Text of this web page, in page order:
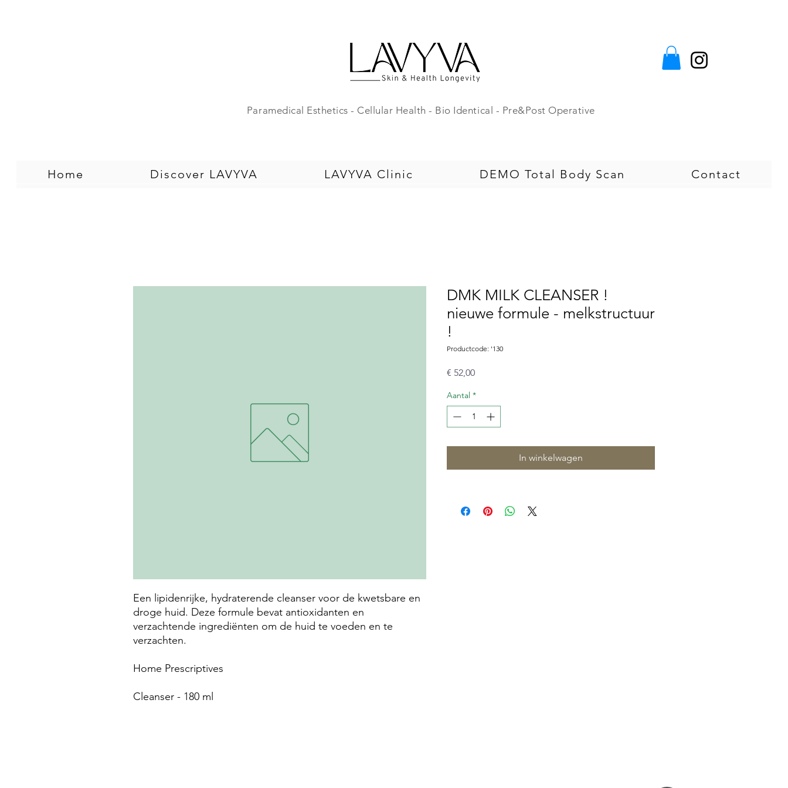
Paramedical Esthetics - Cellular Health - Bio Identical - Pre&Post Operative
Home Discover LAVYVA LAVYVA Clinic DEMO Total Body Scan Contact
Een lipidenrijke, hydraterende cleanser voor de kwetsbare en
droge huid. Deze formule bevat antioxidanten en
verzachtende ingrediënten om de huid te voeden en te
verzachten.
Home Prescriptives
Cleanser - 180 ml
DMK MILK CLEANSER !
nieuwe formule - melkstructuur
!
Productcode: '130
€ 52,00Prijs
Aantal *
In winkelwagen